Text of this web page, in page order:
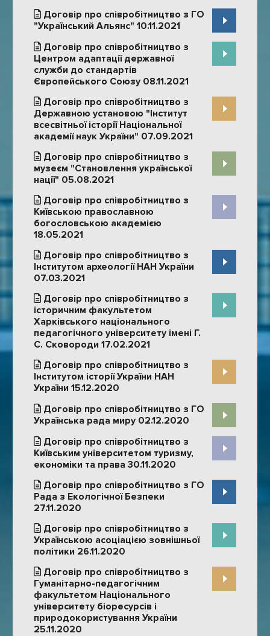
Договір про співробітництво з ГО
"Український Альянс" 10.11.2021
Договір про співробітництво з
Центром адаптації державної
служби до стандартів
Європейського Союзу 08.11.2021
Договір про співробітництво з
Державною установою "Інститут
всесвітньої історії Національної
академії наук України" 07.09.2021
Договір про співробітництво з
музеєм "Становлення української
нації" 05.08.2021
Договір про співробітництво з
Київською православною
богословською академією
18.05.2021
Договір про співробітництво з
Інститутом археології НАН України
07.03.2021
Договір про співробітництво з
історичним факультетом
Харківського національного
педагогічного університету імені Г.
С. Сковороди 17.02.2021
Договір про співробітництво з
Інститутом історії України НАН
України 15.12.2020
Договір про співробітництво з ГО
Українська рада миру 02.12.2020
Договір про співробітництво з
Київським університетом туризму,
економіки та права 30.11.2020
Договір про співробітництво з ГО
Рада з Екологічної Безпеки
27.11.2020
Договір про співробітництво з
Українською асоціацією зовнішньої
політики 26.11.2020
Договір про співробітництво з
Гуманітарно-педагогічним
факультетом Національного
університету біоресурсів і
природокористування України
25.11.2020